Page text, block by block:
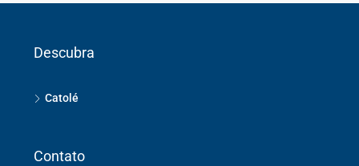
Descubra
Catolé
Contato